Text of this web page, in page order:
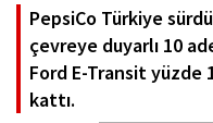
PepsiCo Türkiye
çevreye duyarlı 10
Ford E-Transit yüzde
kattı.